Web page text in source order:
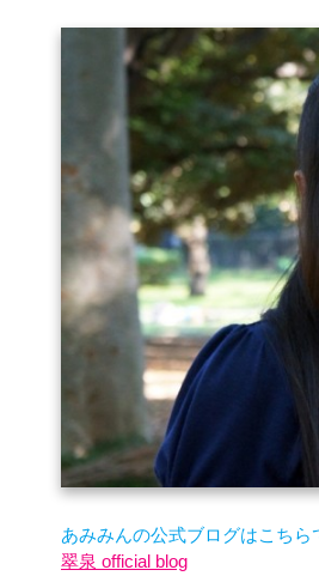
あみみんの公式ブログはこち
翠泉 official blog